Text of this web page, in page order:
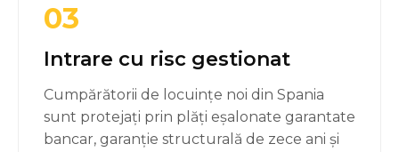
03
Intrare cu risc gestionat
Cumpărătorii de locuințe noi din Spania
sunt protejați prin plăți eșalonate garantate
bancar, garanție structurală de zece ani și